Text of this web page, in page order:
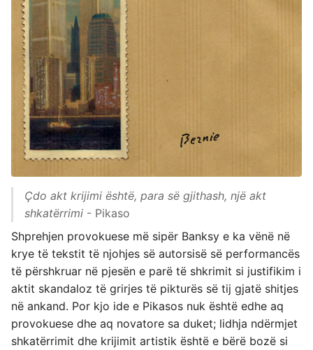
Çdo akt krijimi është, para së gjithash, një akt
shkatërrimi - Pikaso
Shprehjen provokuese më sipër Banksy e ka vënë në
krye të tekstit të njohjes së autorsisë së performancës
të përshkruar në pjesën e parë të shkrimit si justifikim i
aktit skandaloz të grirjes të pikturës së tij gjatë shitjes
në ankand. Por kjo ide e Pikasos nuk është edhe aq
provokuese dhe aq novatore sa duket; lidhja ndërmjet
shkatërrimit dhe krijimit artistik është e bërë bozë si